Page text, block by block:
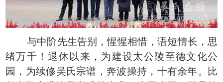
与中阶先生告别，惺惺相惜，语短情长，思
绪万千！退休以来，为建设太公陵至德文化公
园，为续修吴氏宗谱，奔波操持，十有余年。比